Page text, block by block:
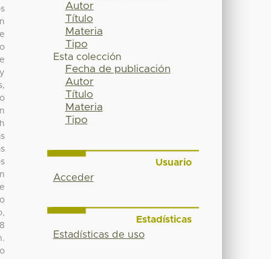
Autor
Título
Materia
Tipo
Esta colección
Fecha de publicación
Autor
Título
Materia
Tipo
Usuario
Acceder
Estadísticas
Estadísticas de uso